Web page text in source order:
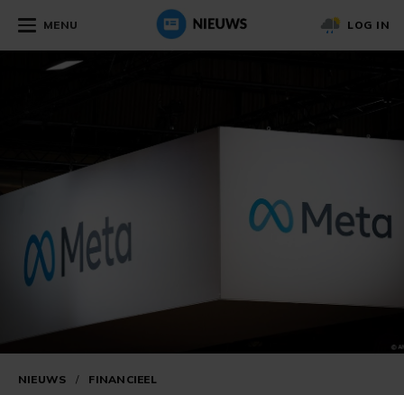
MENU LOG IN
NIEUWS / FINANCIEEL